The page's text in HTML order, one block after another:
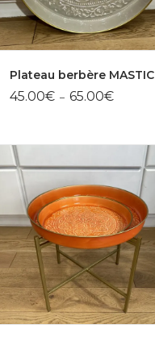
Plateau berbère MASTIC
45.00€ – 65.00€Plage
à
65.00€